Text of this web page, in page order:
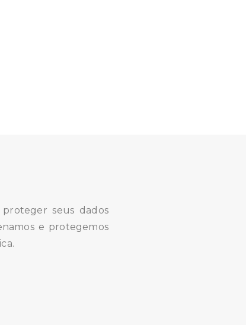
seus dados
e protegemos